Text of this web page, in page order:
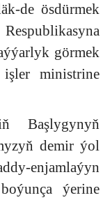
de ösdürmek
görmek
işler ministrine
Başlygynyň
demir ýol
enjamlaýyn
ýerine